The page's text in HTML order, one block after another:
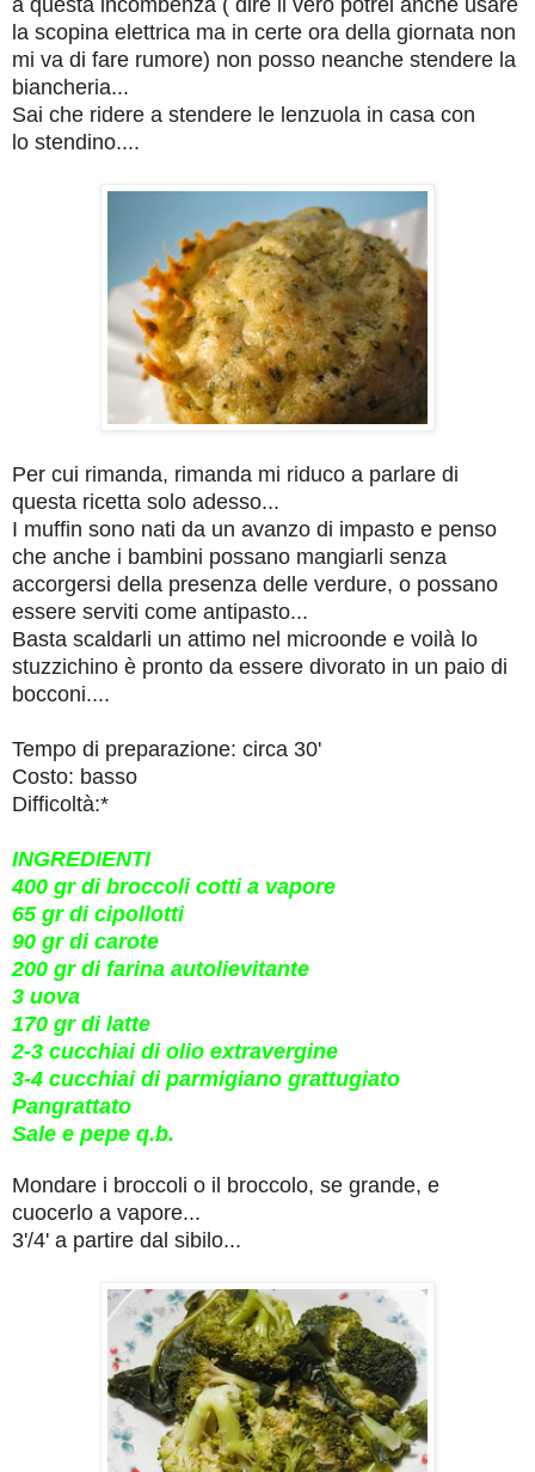
la scopina elettrica ma in certe ora della giornata non
mi va di fare rumore) non posso neanche stendere la
biancheria...
Sai che ridere a stendere le lenzuola in casa con
lo stendino....
Per cui rimanda, rimanda mi riduco a parlare di
questa ricetta solo adesso...
I muffin sono nati da un avanzo di impasto e penso
che anche i bambini possano mangiarli senza
accorgersi della presenza delle verdure, o possano
essere serviti come antipasto...
Basta scaldarli un attimo nel microonde e voilà lo
stuzzichino è pronto da essere divorato in un paio di
bocconi....
Tempo di preparazione: circa 30'
Costo: basso
Difficoltà:*
INGREDIENTI
400 gr di broccoli cotti a vapore
65 gr di cipollotti
90 gr di carote
200 gr di farina autolievitante
3 uova
170 gr di latte
2-3 cucchiai di olio extravergine
3-4 cucchiai di parmigiano grattugiato
Pangrattato
Sale e pepe q.b.
Mondare i broccoli o il broccolo, se grande, e
cuocerlo a vapore...
3'/4' a partire dal sibilo...